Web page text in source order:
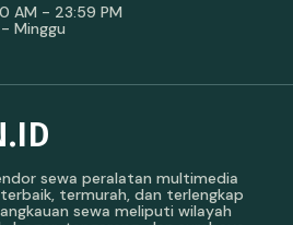
AM - 23:59 PM
Minggu
sewa peralatan multimedia
termurah, dan terlengkap
sewa meliputi wilayah